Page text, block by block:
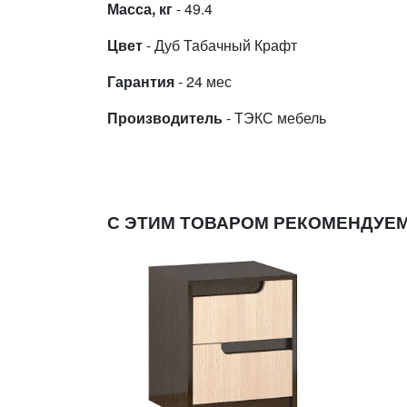
Масса, кг- 49.4
Цвет- Дуб Табачный Крафт
Гарантия- 24 мес
Производитель- ТЭКС мебель
С ЭТИМ ТОВАРОМ